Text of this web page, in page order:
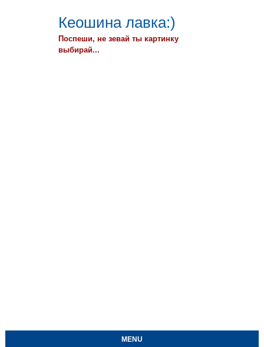
Кеошина лавка:)
Поспеши, не зевай ты картинку
выбирай...
MENU